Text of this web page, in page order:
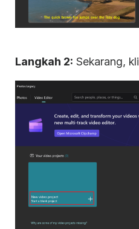
Langkah 2: Sekarang,